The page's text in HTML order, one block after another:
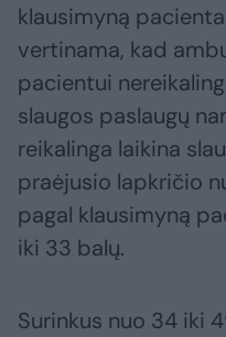
klausimyną
vertinama, kad
pacientui
slaugos paslaugų
reikalinga laikina
praėjusio lapkričio
pagal klausimyną
iki 33 balų.
Surinkus nuo 34 iki